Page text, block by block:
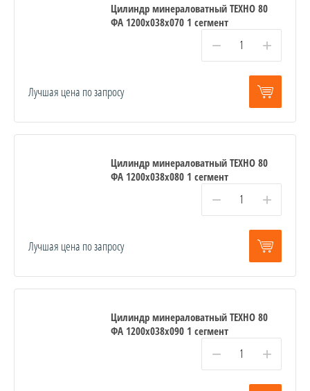
Цилиндр минераловатный ТЕХНО 80
ФА 1200x038x070 1 сегмент
− +
Лучшая цена по запросу
Цилиндр минераловатный ТЕХНО 80
ФА 1200x038x080 1 сегмент
− +
Лучшая цена по запросу
Цилиндр минераловатный ТЕХНО 80
ФА 1200x038x090 1 сегмент
− +